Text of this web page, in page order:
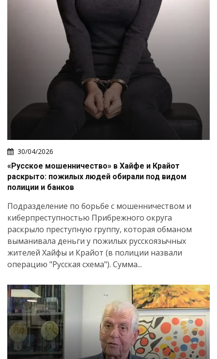
30/04/2026
«Русское мошенничество» в Хайфе и Крайот
раскрыто: пожилых людей обирали под видом
полиции и банков
Подразделение по борьбе с мошенничеством и
киберпреступностью Прибрежного округа
раскрыло преступную группу, которая обманом
выманивала деньги у пожилых русскоязычных
жителей Хайфы и Крайот (в полиции назвали
операцию "Русская схема"). Сумма...